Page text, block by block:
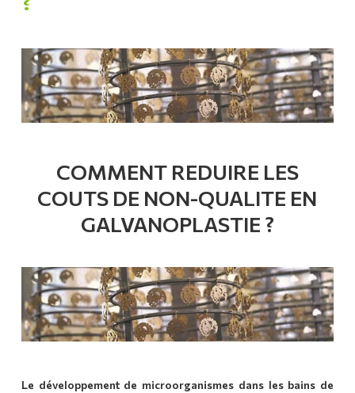
COMMENT REDUIRE LES
COUTS DE NON-QUALITE EN
GALVANOPLASTIE ?
Le développement de microorganismes dans les bains de